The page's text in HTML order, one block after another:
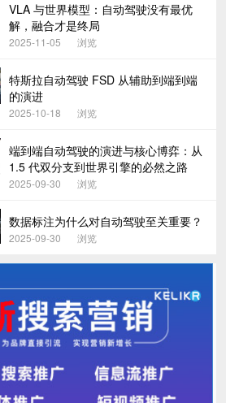
VLA 与世界模型：自动驾驶没有最优
解，融合才是终局
2025-11-05 浏览
特斯拉自动驾驶 FSD 从辅助到端到端
的演进
2025-10-18 浏览
端到端自动驾驶的演进与核心博弈：从
1.5 代双分支到世界引擎的必然之路
2025-09-30 浏览
数据标注为什么对自动驾驶至关重要？
2025-09-30 浏览